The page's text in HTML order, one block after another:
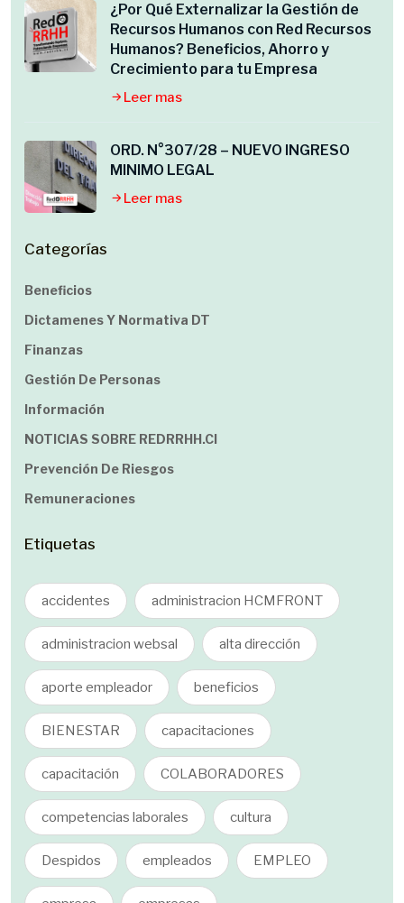
¿Por Qué Externalizar la Gestión de
Recursos Humanos con Red Recursos
Humanos? Beneficios, Ahorro y
Crecimiento para tu Empresa
Leer mas
ORD. N°307/28 – NUEVO INGRESO
MINIMO LEGAL
Leer mas
Categorías
Beneficios
Dictamenes Y Normativa DT
Finanzas
Gestión De Personas
Información
NOTICIAS SOBRE REDRRHH.cl
Prevención De Riesgos
Remuneraciones
Etiquetas
accidentes administracion HCMFRONT
administracion websal alta dirección
aporte empleador beneficios
BIENESTAR capacitaciones
capacitación COLABORADORES
competencias laborales cultura
Despidos empleados EMPLEO